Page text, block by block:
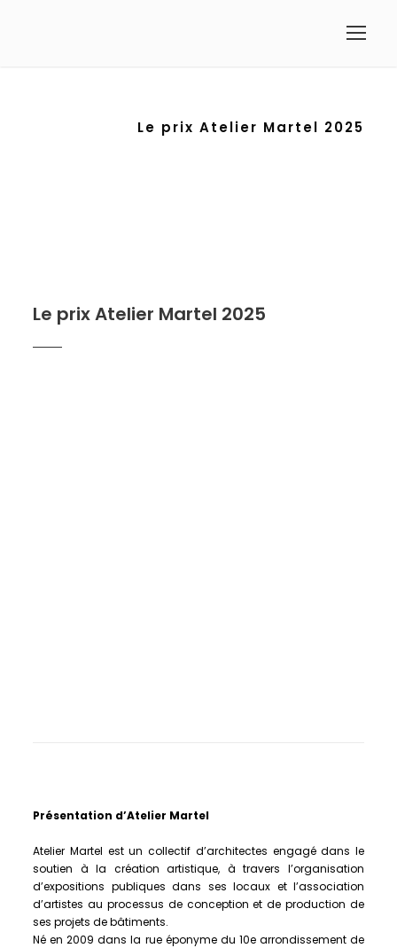
Le prix Atelier Martel 2025
Le prix Atelier Martel 2025
Présentation d’Atelier Martel
Atelier Martel est un collectif d’architectes engagé dans le
soutien à la création artistique, à travers l’organisation
d’expositions publiques dans ses locaux et l’association
d’artistes au processus de conception et de production de
ses projets de bâtiments.
Né en 2009 dans la rue éponyme du 10e arrondissement de